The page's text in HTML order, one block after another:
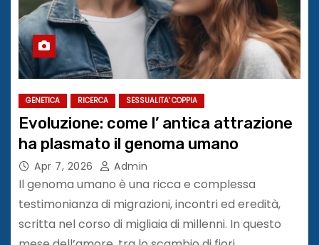
GENETICA RICERCA SESSUALITA' COPPIA
Evoluzione: come l’ antica attrazione
ha plasmato il genoma umano
Apr 7, 2026 Admin
Il genoma umano è una ricca e complessa
testimonianza di migrazioni, incontri ed eredità,
scritta nel corso di migliaia di millenni. In questo